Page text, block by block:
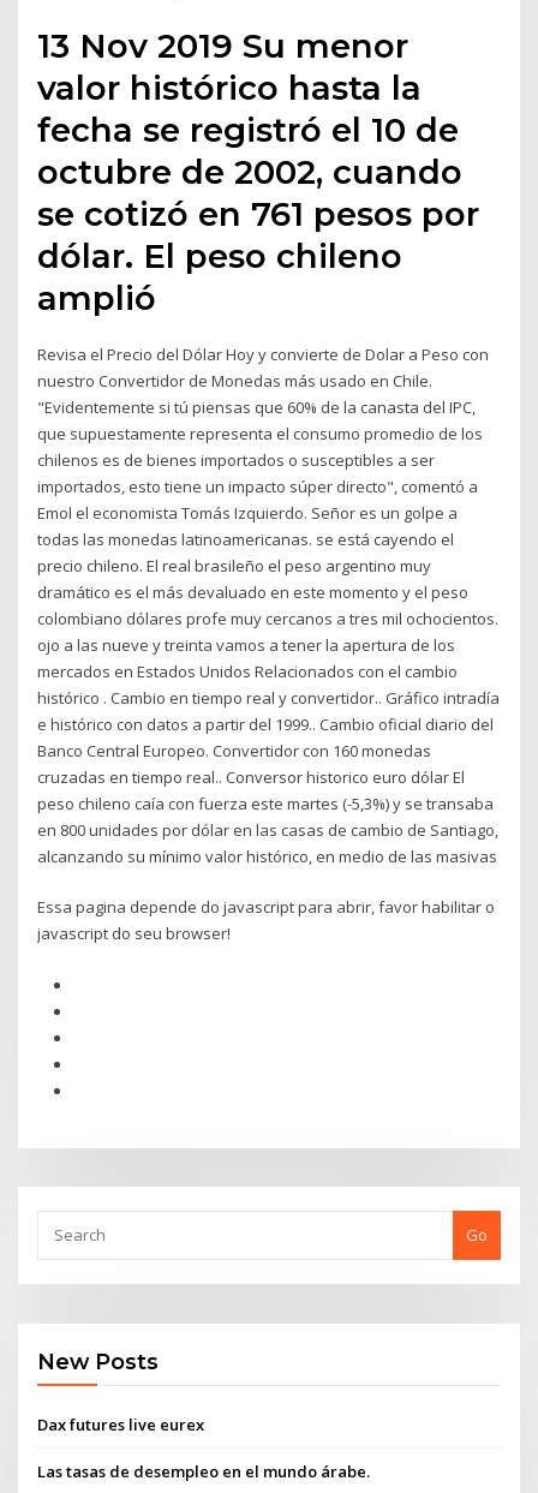
13 Nov 2019 Su menor
valor histórico hasta la
fecha se registró el 10 de
octubre de 2002, cuando
se cotizó en 761 pesos por
dólar. El peso chileno
amplió
Revisa el Precio del Dólar Hoy y convierte de Dolar a Peso con
nuestro Convertidor de Monedas más usado en Chile.
"Evidentemente si tú piensas que 60% de la canasta del IPC,
que supuestamente representa el consumo promedio de los
chilenos es de bienes importados o susceptibles a ser
importados, esto tiene un impacto súper directo", comentó a
Emol el economista Tomás Izquierdo. Señor es un golpe a
todas las monedas latinoamericanas. se está cayendo el
precio chileno. El real brasileño el peso argentino muy
dramático es el más devaluado en este momento y el peso
colombiano dólares profe muy cercanos a tres mil ochocientos.
ojo a las nueve y treinta vamos a tener la apertura de los
mercados en Estados Unidos Relacionados con el cambio
histórico . Cambio en tiempo real y convertidor.. Gráfico intradía
e histórico con datos a partir del 1999.. Cambio oficial diario del
Banco Central Europeo. Convertidor con 160 monedas
cruzadas en tiempo real.. Conversor historico euro dólar El
peso chileno caía con fuerza este martes (-5,3%) y se transaba
en 800 unidades por dólar en las casas de cambio de Santiago,
alcanzando su mínimo valor histórico, en medio de las masivas
Essa pagina depende do javascript para abrir, favor habilitar o
javascript do seu browser!
Go
New Posts
Dax futures live eurex
Las tasas de desempleo en el mundo árabe.